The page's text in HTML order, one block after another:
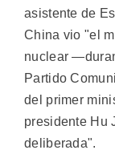
asistente de
China vio "el
nuclear
Partido
del primer
presidente Hu
deliberada".